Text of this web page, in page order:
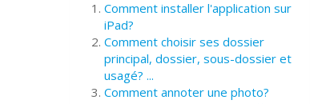
Comment installer l'application sur
iPad?
Comment choisir ses dossier
principal, dossier, sous-dossier et
usagé? ...
Comment annoter une photo?